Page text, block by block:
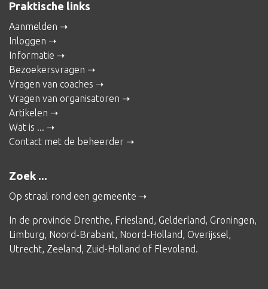
Praktische links
Aanmelden
Inloggen
Informatie
Bezoekersvragen
Vragen van coaches
Vragen van organisatoren
Artikelen
Wat is ...
Contact met de beheerder
Zoek ...
Op straal rond een gemeente
In de provincie Drenthe, Friesland, Gelderland, Groningen,
Limburg, Noord-Brabant, Noord-Holland, Overijssel,
Utrecht, Zeeland, Zuid-Holland of Flevoland.